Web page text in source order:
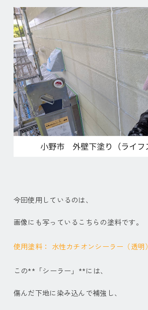
今回使用しているのは、
画像にも写っているこちらの塗料です。
使用塗料： 水性カチオンシーラー（透明）
この**「シーラー」**には、
傷んだ下地に染み込んで補強し、